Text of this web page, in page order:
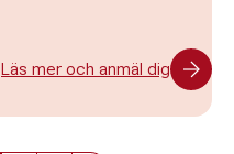
Läs mer och anmäl dig